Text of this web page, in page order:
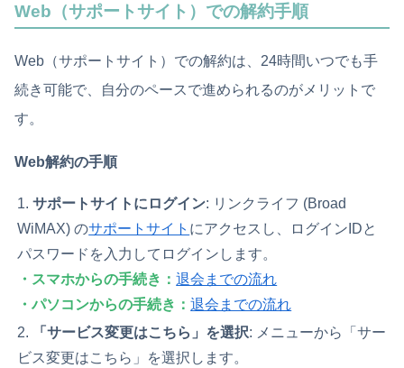
Web（サポートサイト）での解約手順
Web（サポートサイト）での解約は、24時間いつでも手
続き可能で、自分のペースで進められるのがメリットで
す。
Web解約の手順
サポートサイトにログイン: リンクライフ (Broad
WiMAX) のサポートサイト にアクセスし、ログインIDと
パスワードを入力してログインします。
・スマホからの手続き：退会までの流れ
・パソコンからの手続き：退会までの流れ
「サービス変更はこちら」を選択: メニューから「サー
ビス変更はこちら」を選択します。